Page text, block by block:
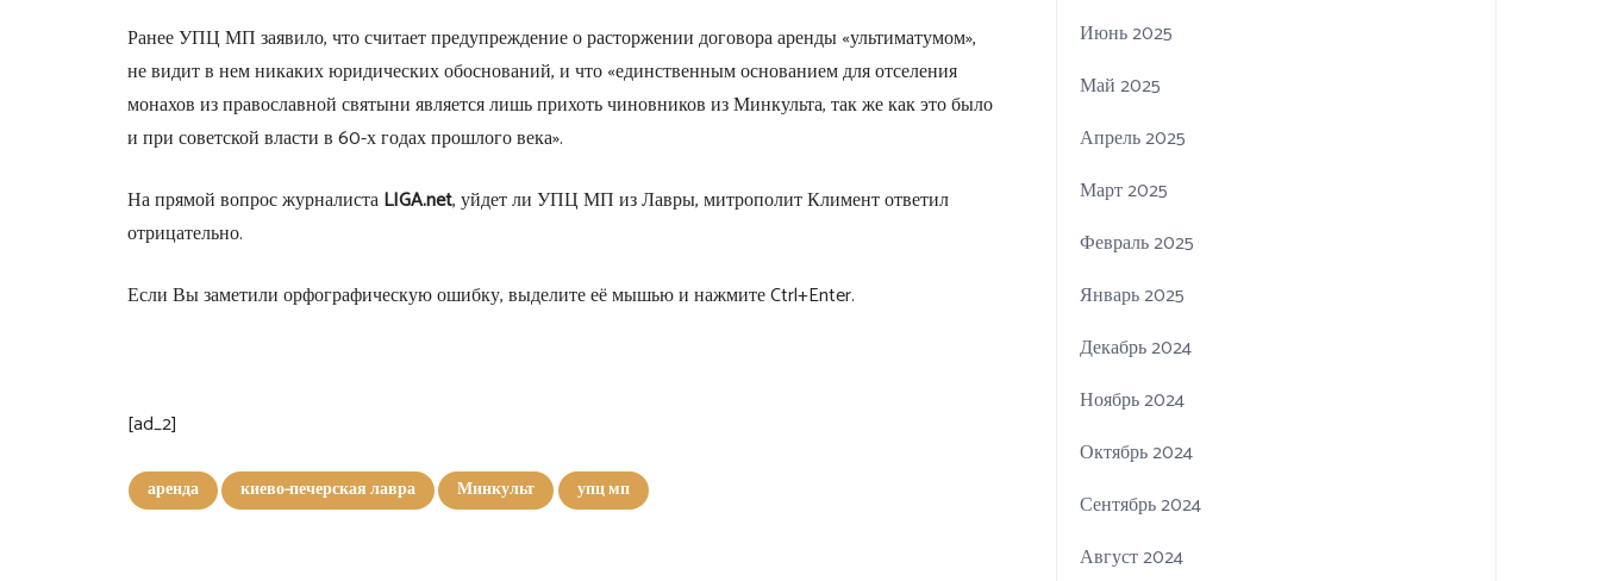
Ранее УПЦ МП заявило, что считает предупреждение о расторжении договора аренды «ультиматумом»,
не видит в нем никаких юридических обоснований, и что «единственным основанием для отселения
монахов из православной святыни является лишь прихоть чиновников из Минкульта, так же как это было
и при советской власти в 60-х годах прошлого века».
На прямой вопрос журналистаLIGA.net, уйдет ли УПЦ МП из Лавры, митрополит Климент ответил
отрицательно.
Если Вы заметили орфографическую ошибку, выделите её мышью и нажмите Ctrl+Enter.
[ad_2]
аренда киево-печерская лавра Минкульт упц мп
Июнь 2025
Май 2025
Апрель 2025
Март 2025
Февраль 2025
Январь 2025
Декабрь 2024
Ноябрь 2024
Октябрь 2024
Сентябрь 2024
Август 2024